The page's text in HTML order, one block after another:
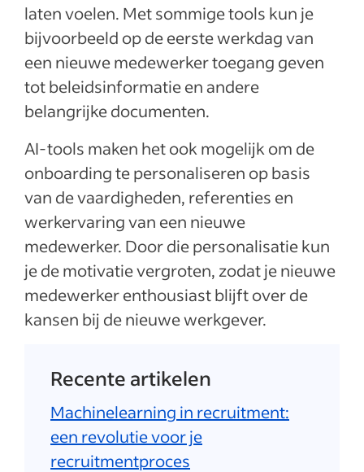
laten voelen. Met sommige tools kun je
bijvoorbeeld op de eerste werkdag van
een nieuwe medewerker toegang geven
tot beleidsinformatie en andere
belangrijke documenten.
AI-tools maken het ook mogelijk om de
onboarding te personaliseren op basis
van de vaardigheden, referenties en
werkervaring van een nieuwe
medewerker. Door die personalisatie kun
je de motivatie vergroten, zodat je nieuwe
medewerker enthousiast blijft over de
kansen bij de nieuwe werkgever.
Recente artikelen
Machinelearning in recruitment:
een revolutie voor je
recruitmentproces